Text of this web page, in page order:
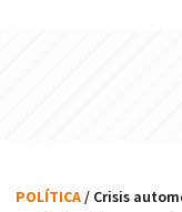
POLÍTICA/ Crisis